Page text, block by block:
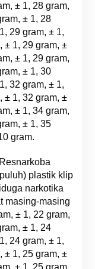
± 1, 28 gram,
± 1, 28
29 gram, ± 1,
± 1, 29 gram, ±
± 1, 29 gram,
± 1, 30
32 gram, ± 1,
± 1, 32 gram, ±
± 1, 34 gram,
± 1, 35
gram.
plastik klip
narkotika
masing-masing
± 1, 22 gram,
± 1, 24
24 gram, ± 1,
± 1, 25 gram, ±